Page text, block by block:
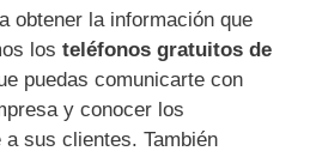
obtener la información que
los teléfonos gratuitos de
puedas comunicarte con
y conocer los
sus clientes. También